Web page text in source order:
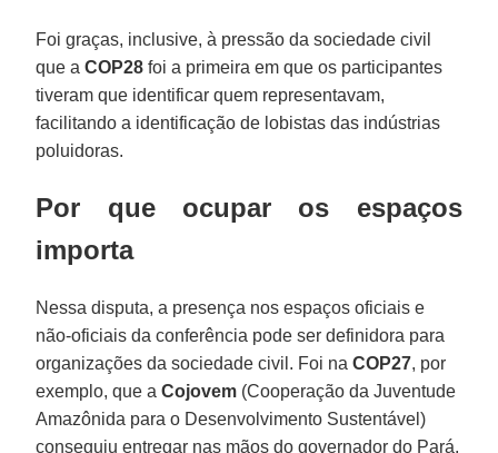
Foi graças, inclusive, à pressão da sociedade civil
que aCOP28 foi a primeira em que os participantes
tiveram que identificar quem representavam,
facilitando a identificação de lobistas das indústrias
poluidoras.
Por que ocupar os espaços
importa
Nessa disputa, a presença nos espaços oficiais e
não-oficiais da conferência pode ser definidora para
organizações da sociedade civil. Foi naCOP27, por
exemplo, que aCojovem (Cooperação da Juventude
Amazônida para o Desenvolvimento Sustentável)
conseguiu entregar nas mãos do governador do Pará,